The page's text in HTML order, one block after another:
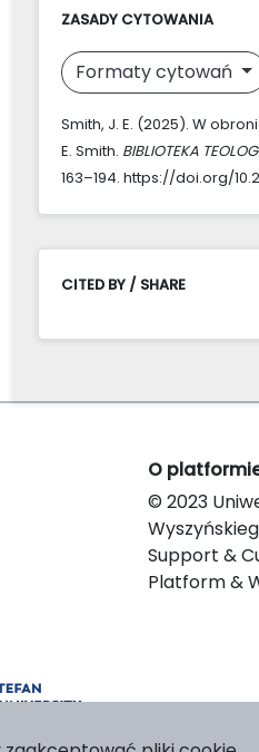
ZASADY CYTOWANIA
Formaty cytowań
Smith, J. E. (2025). W
E. Smith. BIBLIOTEKA
163–194. https://doi.org/
CITED BY / SHARE
O
© 2023
Support &
Platform &